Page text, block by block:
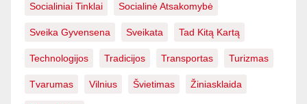
Socialiniai Tinklai Socialinė Atsakomybė
Sveika Gyvensena Sveikata Tad Kitą Kartą
Technologijos Tradicijos Transportas Turizmas
Tvarumas Vilnius Švietimas Žiniasklaida